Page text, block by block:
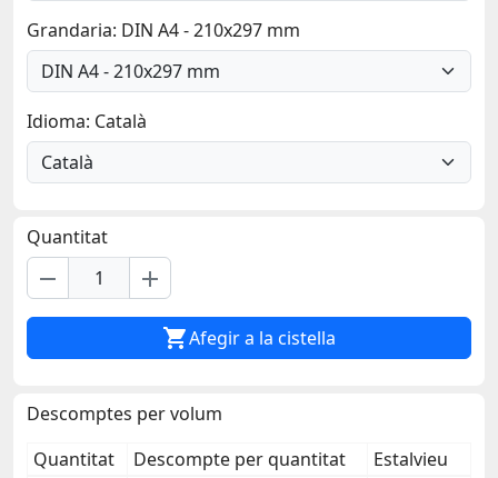
Grandaria: DIN A4 - 210x297 mm
Idioma: Català
Quantitat
remove add
Afegir a la cistella
Descomptes per volum
Quantitat
Descompte per quantitat
Estalvieu